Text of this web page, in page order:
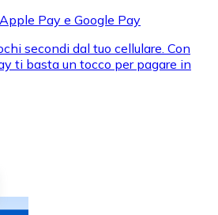
in contanti e altri mezzi di
Pay e Google Pay
secondi dal tuo cellulare. Con
ti basta un tocco per pagare in